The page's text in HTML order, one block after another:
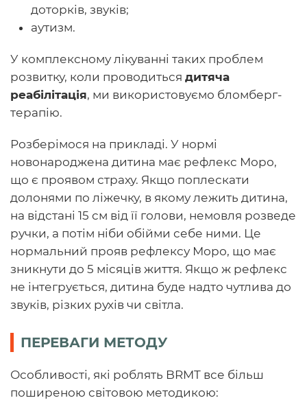
доторків, звуків;
аутизм.
У комплексному лікуванні таких проблем
розвитку, коли проводиться дитяча
реабілітація, ми використовуємо бломберг-
терапію.
Розберімося на прикладі. У нормі
новонароджена дитина має рефлекс Моро,
що є проявом страху. Якщо поплескати
долонями по ліжечку, в якому лежить дитина,
на відстані 15 см від її голови, немовля розведе
ручки, а потім ніби обійми себе ними. Це
нормальний прояв рефлексу Моро, що має
зникнути до 5 місяців життя. Якщо ж рефлекс
не інтегрується, дитина буде надто чутлива до
звуків, різких рухів чи світла.
ПЕРЕВАГИ МЕТОДУ
Особливості, які роблять BRMT все більш
поширеною світовою методикою: